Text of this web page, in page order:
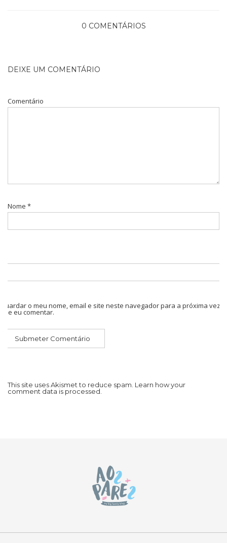
0 COMENTÁRIOS
DEIXE UM COMENTÁRIO
Comentário
Nome *
Guardar o meu nome, email e site neste navegador para a próxima vez
que eu comentar.
This site uses Akismet to reduce spam. Learn how your
comment data is processed.